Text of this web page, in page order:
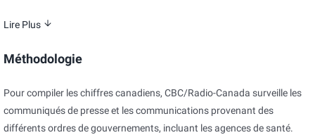
Lire Plus
Méthodologie
Pour compiler les chiffres canadiens, CBC/Radio-Canada surveille les
communiqués de presse et les communications provenant des
différents ordres de gouvernements, incluant les agences de santé.